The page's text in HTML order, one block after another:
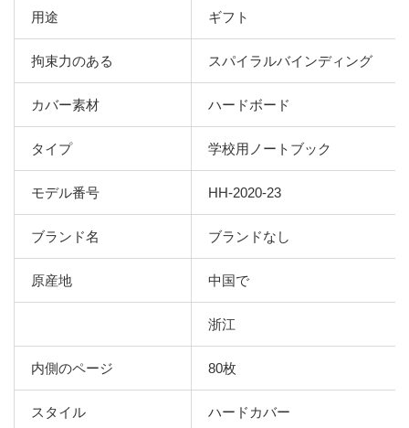
用途 ギフト
拘束力のある スパイラルバインディング
カバー素材 ハードボード
タイプ 学校用ノートブック
モデル番号 HH-2020-23
ブランド名 ブランドなし
原産地 中国で
浙江
内側のページ 80枚
スタイル ハードカバー